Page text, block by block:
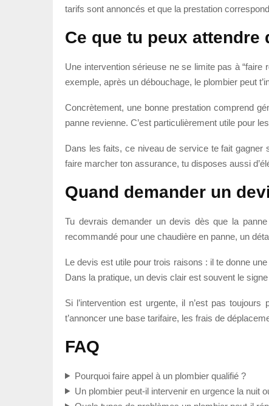
tarifs sont annoncés et que la prestation
Ce que tu peux attendre
Une intervention sérieuse ne se limite pas à “faire
exemple, après un débouchage, le plombier peut
Concrètement, une bonne prestation comprend
panne revienne. C’est particulièrement utile pour
Dans les faits, ce niveau de service te fait
faire marcher ton assurance, tu disposes aussi
Quand demander un
Tu devrais demander un devis dès que la
recommandé pour une chaudière en panne, un
Le devis est utile pour trois raisons : il te donne
Dans la pratique, un devis clair est souvent le signe
Si l’intervention est urgente, il n’est pas
t’annoncer une base tarifaire, les frais de
FAQ
Pourquoi faire appel à un plombier qualifié ?
Un plombier peut-il intervenir en urgence la nuit